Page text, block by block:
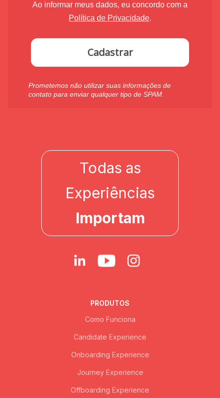
Ao informar meus dados, eu concordo com a
Política de Privacidade.
Cadastrar
Prometemos não utilizar suas informações de
contato para enviar qualquer tipo de SPAM.
Todas as
Experiências
Importam
PRODUTOS
Como Funciona
Candidate Experience
Onboarding Experience
Journey Experience
Offboarding Experience